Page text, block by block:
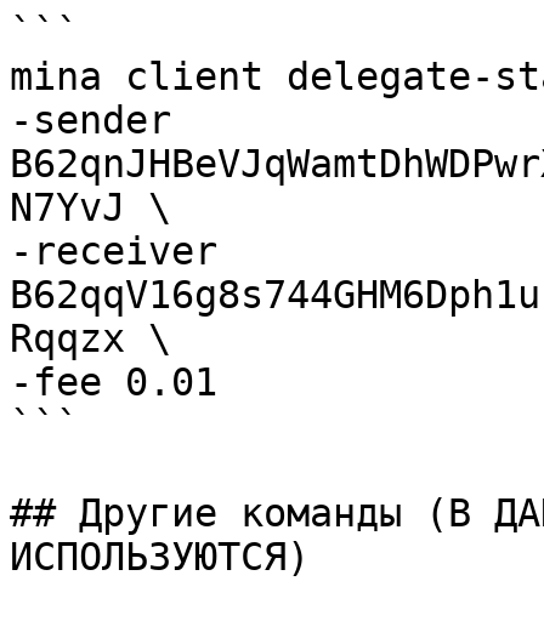
```
mina client delegate-
-sender
N7YvJ \
-receiver
Rqqzx \
-fee 0.01
```
## Другие команды (В
ИСПОЛЬЗУЮТСЯ)